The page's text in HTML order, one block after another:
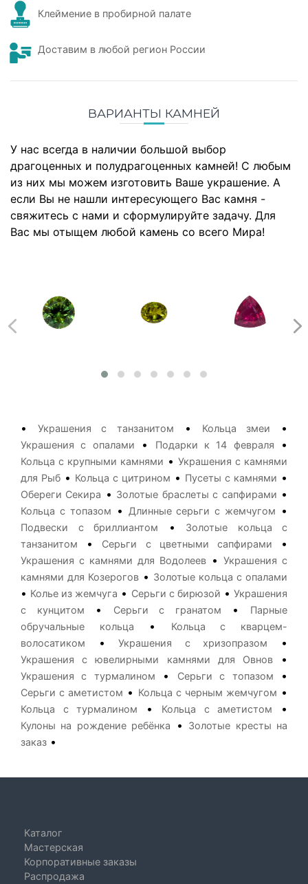
Клеймение в пробирной палате
Доставим в любой регион России
ВАРИАНТЫ КАМНЕЙ
У нас всегда в наличии большой выбор
драгоценных и полудрагоценных камней! С любым
из них мы можем изготовить Ваше украшение. А
если Вы не нашли интересующего Вас камня -
свяжитесь с нами и сформулируйте задачу. Для
Вас мы отыщем любой камень со всего Мира!
• Украшения с танзанитом • Кольца змеи •
Украшения с опалами • Подарки к 14 февраля •
Кольца с крупными камнями • Украшения с камнями
для Рыб • Кольца с цитрином • Пусеты с камнями •
Обереги Секира • Золотые браслеты с сапфирами •
Кольца с топазом • Длинные серьги с жемчугом •
Подвески с бриллиантом •
Золотые кольца с
танзанитом
• Серьги с цветными сапфирами •
Украшения с камнями для Водолеев • Украшения с
камнями для Козерогов • Золотые кольца с опалами
• Колье из жемчуга • Серьги с бирюзой •Украшения
с кунцитом
• Серьги с гранатом •
Парные
обручальные кольца
•
Кольца с кварцем-
волосатиком
•Украшения с хризопразом •
Украшения с ювелирными камнями для Овнов•
Украшения с турмалином • Серьги с топазом •
Серьги с аметистом • Кольца с черным жемчугом •
Кольца с турмалином • Кольца с аметистом •
Кулоны на рождение ребёнка •
Золотые кресты на
заказ •
Каталог
Мастерская
Корпоративные заказы
Распродажа